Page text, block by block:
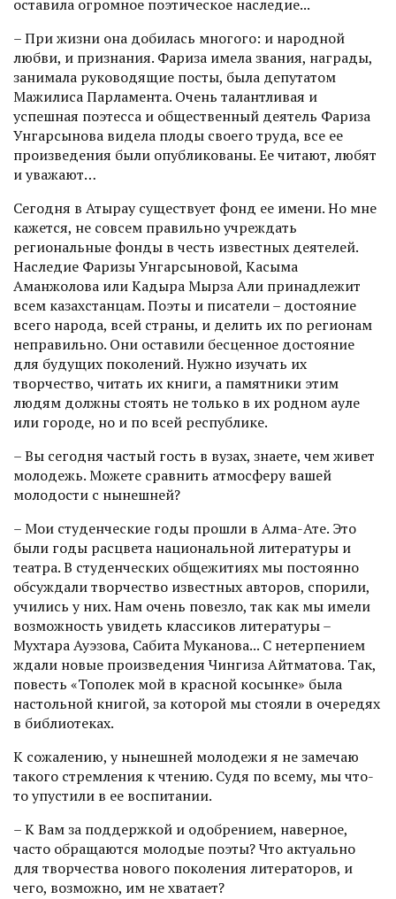
оставила огромное поэтическое наследие...
– При жизни она добилась многого: и народной
любви, и признания. Фариза имела звания, награды,
занимала руководящие посты, была депутатом
Мажилиса Парламента. Очень талантливая и
успешная поэтесса и общественный деятель Фариза
Унгарсынова видела плоды своего труда, все ее
произведения были опубликованы. Ее читают, любят
и уважают…
Сегодня в Атырау существует фонд ее имени. Но мне
кажется, не совсем правильно учреждать
региональные фонды в честь известных деятелей.
Наследие Фаризы Унгарсыновой, Касыма
Аманжолова или Кадыра Мырза Али принадлежит
всем казахстанцам. Поэты и писатели – достояние
всего народа, всей страны, и делить их по регионам
неправильно. Они оставили бесценное достояние
для будущих поколений. Нужно изучать их
творчество, читать их книги, а памятники этим
людям должны стоять не только в их родном ауле
или городе, но и по всей рес­публике.
– Вы сегодня частый гость в вузах, знаете, чем живет
молодежь. Можете сравнить атмосферу вашей
молодости с нынешней?
– Мои студенческие годы прошли в Алма-Ате. Это
были годы расцвета национальной литературы и
театра. В студенческих общежитиях мы постоянно
обсуждали творчество известных авторов, спорили,
учились у них. Нам очень повезло, так как мы имели
возможность увидеть классиков литературы –
Мухтара Ауэзова, Сабита Муканова... С нетерпением
ждали новые произведения Чингиза Айтматова. Так,
повесть «Тополек мой в красной косынке» была
настольной книгой, за которой мы стояли в очередях
в библиотеках.
К сожалению, у нынешней молодежи я не замечаю
такого стремления к чтению. Судя по всему, мы что-
то упустили в ее воспитании.
– К Вам за поддержкой и одоб­рением, наверное,
часто обращаются молодые поэты? Что актуально
для творчества нового поколения литераторов, и
чего, возможно, им не хватает?